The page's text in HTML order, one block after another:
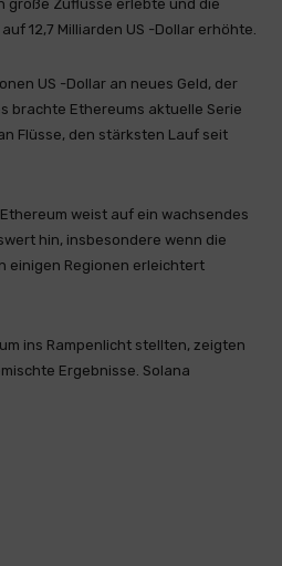
große Zuflüsse erlebte und die
12,7 Milliarden US -Dollar erhöhte.
US -Dollar an neues Geld, der
brachte Ethereums aktuelle Serie
Flüsse, den stärksten Lauf seit
weist auf ein wachsendes
hin, insbesondere wenn die
einigen Regionen erleichtert
ins Rampenlicht stellten, zeigten
Ergebnisse. Solana